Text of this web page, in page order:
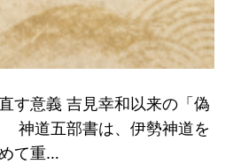
す意義 吉見幸和以来の「偽
神道五部書は、伊勢神道を
て重…